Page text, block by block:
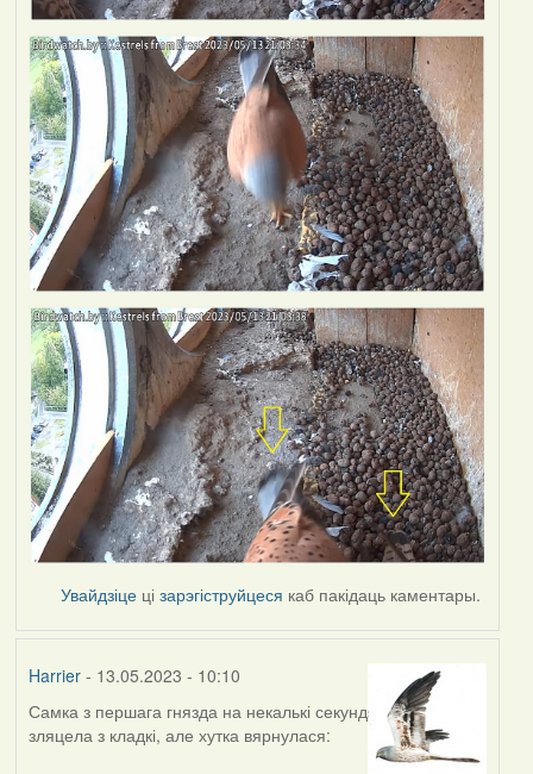
Увайдзіце цізарэгіструйцеся каб пакідаць каментары.
Harrier- 13.05.2023 - 10:10
Самка з першага гнязда на некалькі секунд
зляцела з кладкі, але хутка вярнулася: